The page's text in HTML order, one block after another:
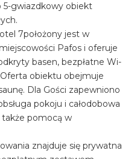
5-gwiazdkowy obiekt
7położony jest w
Pafos i oferuje
basen, bezpłatne Wi-
obiektu obejmuje
Dla Gości zapewniono
pokoju i całodobowa
także pomocą w
znajduje się prywatna